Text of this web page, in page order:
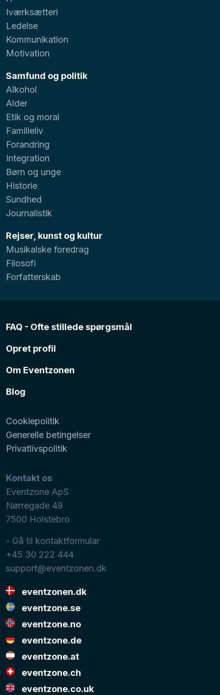
Iværksætteri
Ledelse
Kommunikation
Motivation
Samfund og politik
Alkohol
Alder
Etik og moral
Familieliv
Forandring
Integration
Børn og unge
Historie
Sundhed
Journalistik
Rejser, kunst og kultur
Musikalske foredrag
Filosofi
Forfatterskab
FAQ - Ofte stillede spørgsmål
Opret profil
Om Eventzonen
Blog
Cookiepolitik
Generelle betingelser
Privatlivspolitik
Kontakt os
Eventzone ApS
Nørregade 49
7500 Holstebro
- Gå til kontaktformular
+45 30 222 444
support@eventzonen.dk
eventzonen.dk
eventzone.se
eventzone.no
eventzone.de
eventzone.at
eventzone.ch
eventzone.co.uk